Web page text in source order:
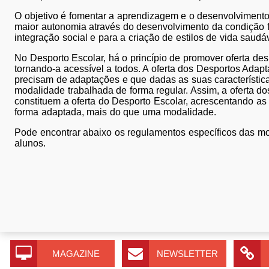
O objetivo é fomentar a aprendizagem e o
maior autonomia através do desenvolvimento da
integração social e para a criação de estilos de vida
No Desporto Escolar, há o princípio de promover oferta
tornando-a acessível a todos. A oferta dos Desportos
precisam de adaptações e que dadas as suas
modalidade trabalhada de forma regular. Assim, a oferta
constituem a oferta do Desporto Escolar, acrescentando
forma adaptada, mais do que uma modalidade.
Pode encontrar abaixo os regulamentos específicos das
alunos.
MAGAZINE NEWSLETTER